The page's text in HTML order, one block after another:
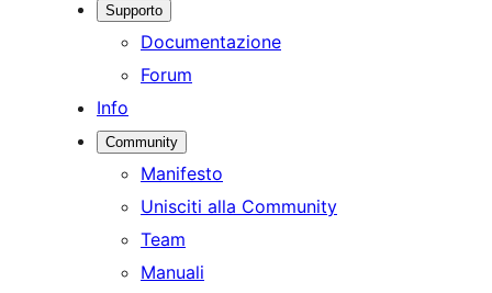
Supporto
Documentazione
Forum
Info
Community
Manifesto
Unisciti alla Community
Team
Manuali